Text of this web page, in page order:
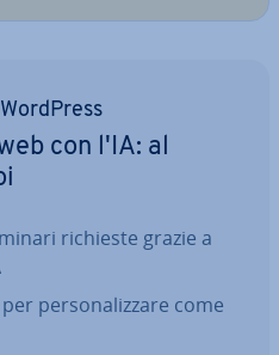
con l'IA: al
richieste grazie a
per­so­na­liz­za­re come